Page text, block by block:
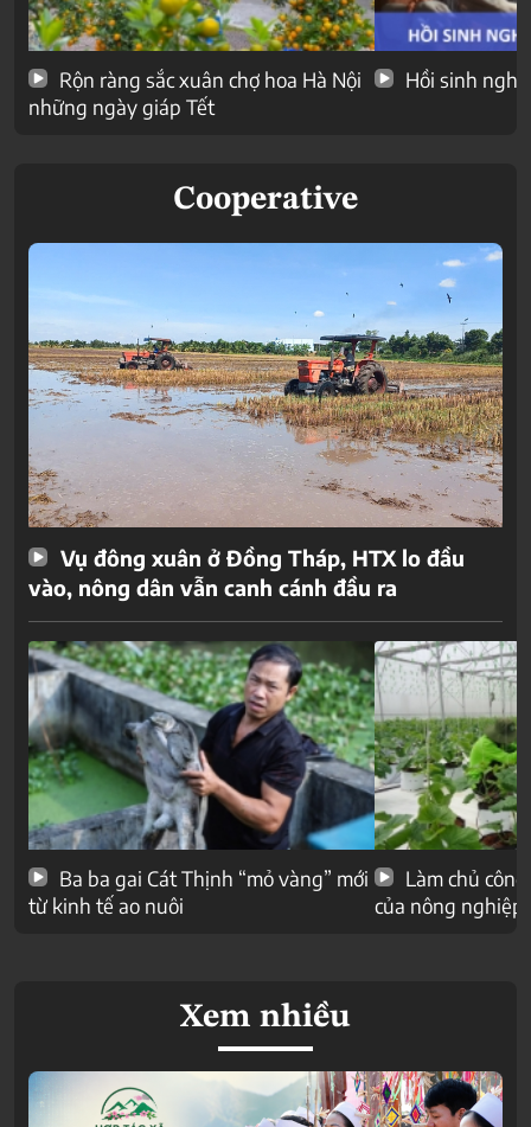
Rộn ràng sắc xuân chợ hoa Hà Nội
những ngày giáp Tết
Hồi sinh
Cooperative
Vụ đông xuân ở Đồng Tháp, HTX lo đầu
vào, nông dân vẫn canh cánh đầu ra
Ba ba gai Cát Thịnh “mỏ vàng” mới
từ kinh tế ao nuôi
Làm chủ
của nông nghiệp
Xem nhiều